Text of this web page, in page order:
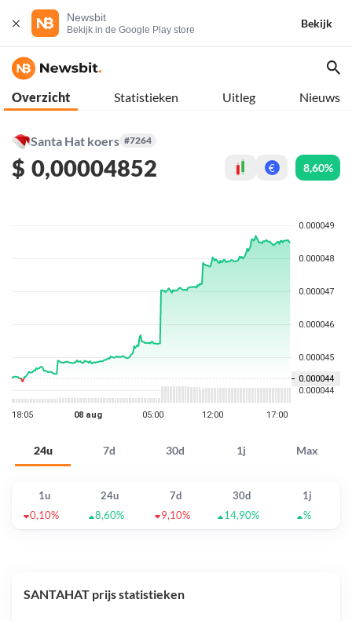
Newsbit
Bekijk in de Google Play store
Bekijk
Overzicht Statistieken Uitleg Nieuws
Santa Hat koers #7264
$ 0,00004852 € 8,60%
24u 7d 30d 1j Max
1u 24u 7d 30d
1j
0,10%
8,60% 9,10% 14,90% %
SANTAHAT prijs statistieken